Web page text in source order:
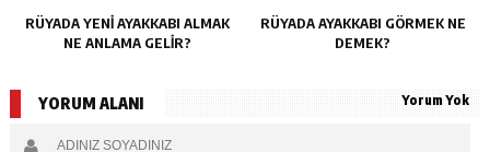
RÜYADA YENI AYAKKABI ALMAK
NE ANLAMA GELIR?
RÜYADA AYAKKABI GÖRMEK NE
DEMEK?
YORUM ALANI Yorum Yok